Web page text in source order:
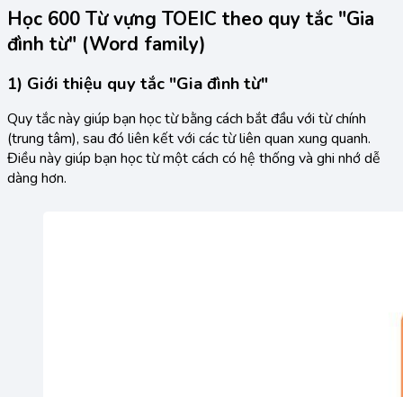
Học 600 Từ vựng TOEIC theo quy tắc "Gia
đình từ" (Word family)
1) Giới thiệu quy tắc "Gia đình từ"
Quy tắc này giúp bạn học từ bằng cách bắt đầu với từ chính
(trung tâm), sau đó liên kết với các từ liên quan xung quanh.
Điều này giúp bạn học từ một cách có hệ thống và ghi nhớ dễ
dàng hơn.